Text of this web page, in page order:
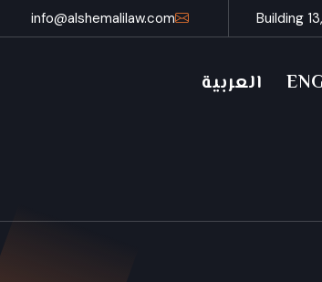
Building
info@alshemalilaw.com
العربية